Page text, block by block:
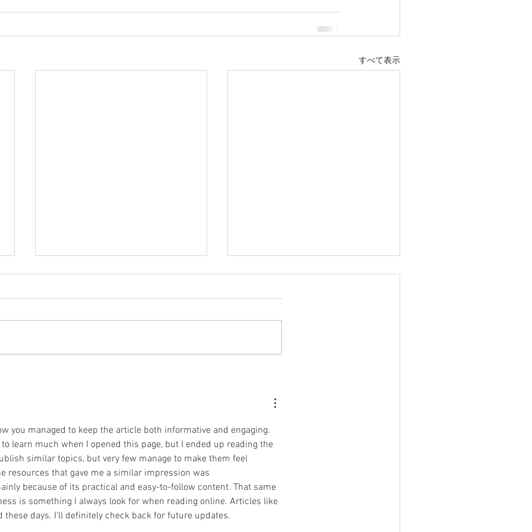
すべて表示
you managed to keep the article both informative and engaging.
learn much when I opened this page, but I ended up reading the
similar topics, but very few manage to make them feel
resources that gave me a similar impression was
because of its practical and easy-to-follow content. That same
is something I always look for when reading online. Articles like
days. I'll definitely check back for future updates.